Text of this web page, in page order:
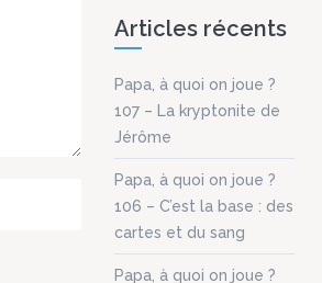
Articles récents
Papa, à quoi on joue ?
107 – La kryptonite de
Jérôme
Papa, à quoi on joue ?
106 – C’est la base : des
cartes et du sang
Papa, à quoi on joue ?